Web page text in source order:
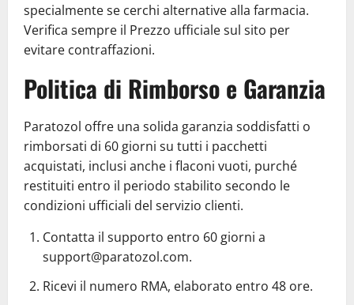
specialmente se cerchi alternative alla farmacia.
Verifica sempre il Prezzo ufficiale sul sito per
evitare contraffazioni.
Politica di Rimborso e Garanzia
Paratozol offre una solida garanzia soddisfatti o
rimborsati di 60 giorni su tutti i pacchetti
acquistati, inclusi anche i flaconi vuoti, purché
restituiti entro il periodo stabilito secondo le
condizioni ufficiali del servizio clienti.
Contatta il supporto entro 60 giorni a
support@paratozol.com.
Ricevi il numero RMA, elaborato entro 48 ore.